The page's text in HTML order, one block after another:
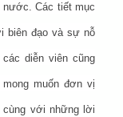
nước. Các tiết mục
biên đạo và sự nỗ
diễn viên cũng
muốn đơn vị
cùng với những lời